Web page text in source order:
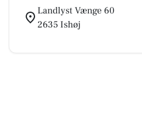
Landlyst Vænge 60
2635 Ishøj